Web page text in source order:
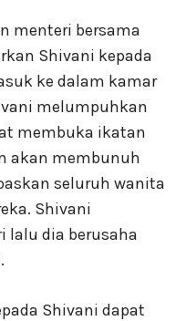
menteri bersama
Shivani kepada
ke dalam kamar
melumpuhkan
membuka ikatan
akan membunuh
seluruh wanita
Shivani
lalu dia berusaha
Shivani dapat